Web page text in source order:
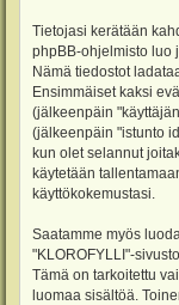
Tietojasi kerätään
phpBB-ohjelmisto luo
Nämä tiedostot
Ensimmäiset kaksi
(jälkeenpäin
(jälkeenpäin "istunto
kun olet selannut
käytetään
käyttökokemustasi.
Saatamme myös
"KLOROFYLLI"-
Tämä on tarkoitettu
luomaa sisältöä.